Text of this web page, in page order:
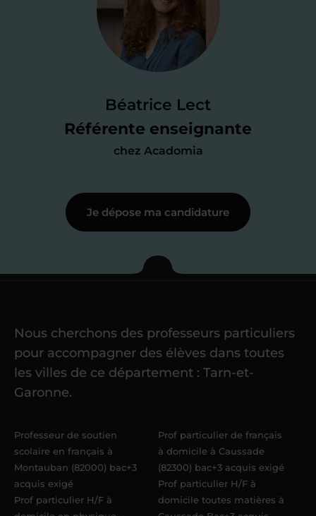
Béatrice Lect
Référente enseignante
chez Acadomia
candidature
test de 15 minutes
des programmes scolaires(et pouvoir
me mettre à jour au besoin) et
j’échange en direct avec un chargé de
Étape 3
Je commence mes
Une fois ma candidature validée,mon
référent me confie mes premiers
élèves dans un délai de 6 jours
maximum
Je dépose ma candidature
Nous cherchons des professeurs particuliers
pour accompagner des élèves dans toutes
les villes de ce département : Tarn-et-
Garonne.
Professeur de soutien
scolaire en français à
Montauban (82000) bac+3
acquis exigé
Prof particulier H/F à
Prof particulier de français
à domicile à Caussade
(82300) bac+3 acquis exigé
Prof particulier H/F à
domicile toutes matières à